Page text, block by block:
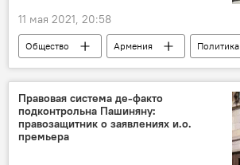
11 мая 2021, 20:58
Общество Армения
Политика
Новости Армения
Арарат Мирзоян
Правовая система де-факто
подконтрольна Пашиняну:
правозащитник о заявлениях и.о.
премьера